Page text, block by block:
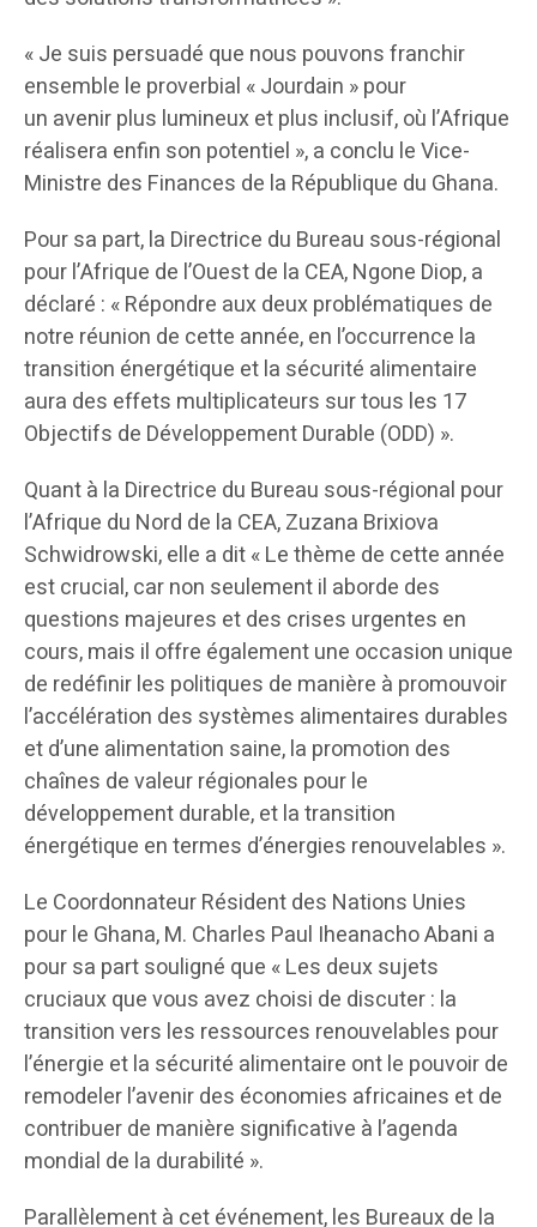
« Je suis persuadé que nous pouvons franchir
ensemble le proverbial « Jourdain » pour
un avenir plus lumineux et plus inclusif, où l’Afrique
réalisera enfin son potentiel », a conclu le Vice-
Ministre des Finances de la République du Ghana.
Pour sa part, la Directrice du Bureau sous-régional
pour l’Afrique de l’Ouest de la CEA, Ngone Diop, a
déclaré : « Répondre aux deux problématiques de
notre réunion de cette année, en l’occurrence la
transition énergétique et la sécurité alimentaire
aura des effets multiplicateurs sur tous les 17
Objectifs de Développement Durable (ODD) ».
Quant à la Directrice du Bureau sous-régional pour
l’Afrique du Nord de la CEA, Zuzana Brixiova
Schwidrowski, elle a dit « Le thème de cette année
est crucial, car non seulement il aborde des
questions majeures et des crises urgentes en
cours, mais il offre également une occasion unique
de redéfinir les politiques de manière à promouvoir
l’accélération des systèmes alimentaires durables
et d’une alimentation saine, la promotion des
chaînes de valeur régionales pour le
développement durable, et la transition
énergétique en termes d’énergies renouvelables ».
Le Coordonnateur Résident des Nations Unies
pour le Ghana, M. Charles Paul Iheanacho Abani a
pour sa part souligné que « Les deux sujets
cruciaux que vous avez choisi de discuter : la
transition vers les ressources renouvelables pour
l’énergie et la sécurité alimentaire ont le pouvoir de
remodeler l’avenir des économies africaines et de
contribuer de manière significative à l’agenda
mondial de la durabilité ».
Parallèlement à cet événement, les Bureaux de la